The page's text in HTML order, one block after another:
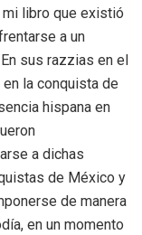
mi libro que existió
a un
sus razzias en el
en la conquista de
hispana en
a dichas
de México y
de manera
en un momento